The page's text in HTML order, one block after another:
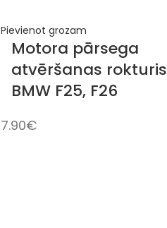
Pievienot grozam
Motora pārsega
atvēršanas rokturis
BMW F25, F26
7.90€